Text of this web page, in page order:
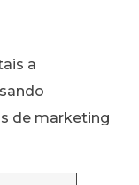
a
de marketing